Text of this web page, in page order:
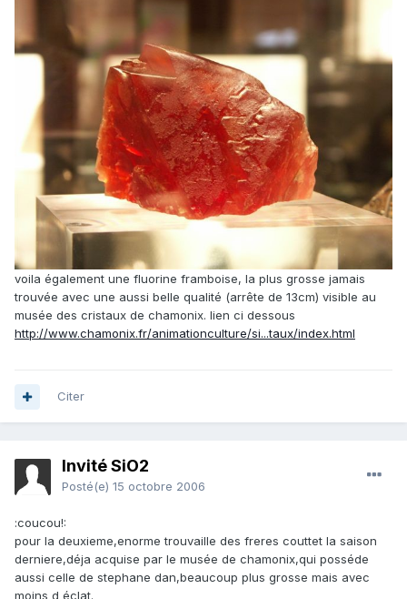
voila également une fluorine framboise, la plus grosse jamais
trouvée avec une aussi belle qualité (arrête de 13cm) visible au
musée des cristaux de chamonix. lien ci dessous
http://www.chamonix.fr/animationculture/si...taux/index.html
Citer
Invité SiO2
Posté(e) 15 octobre 2006
:coucou!:
pour la deuxieme,enorme trouvaille des freres couttet la saison
derniere,déja acquise par le musée de chamonix,qui posséde
aussi celle de stephane dan,beaucoup plus grosse mais avec
moins d éclat.